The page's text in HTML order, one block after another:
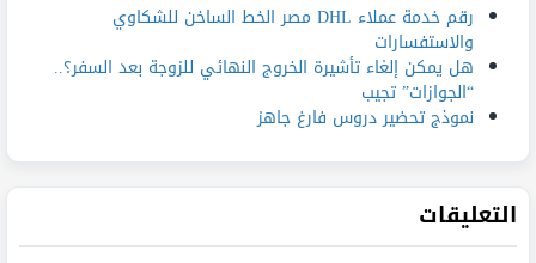
رقم خدمة عملاء DHL مصر الخط الساخن للشكاوي
والاستفسارات
هل يمكن إلغاء تأشيرة الخروج النهائي للزوجة بعد السفر؟..
“الجوازات” تجيب
نموذج تحضير دروس فارغ جاهز
التعليقات